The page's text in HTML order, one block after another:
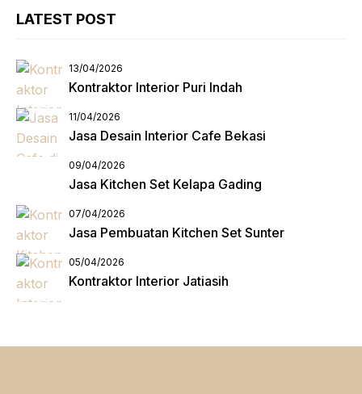
LATEST POST
13/04/2026
Kontraktor Interior Puri Indah
11/04/2026
Jasa Desain Interior Cafe Bekasi
09/04/2026
Jasa Kitchen Set Kelapa Gading
07/04/2026
Jasa Pembuatan Kitchen Set Sunter
05/04/2026
Kontraktor Interior Jatiasih